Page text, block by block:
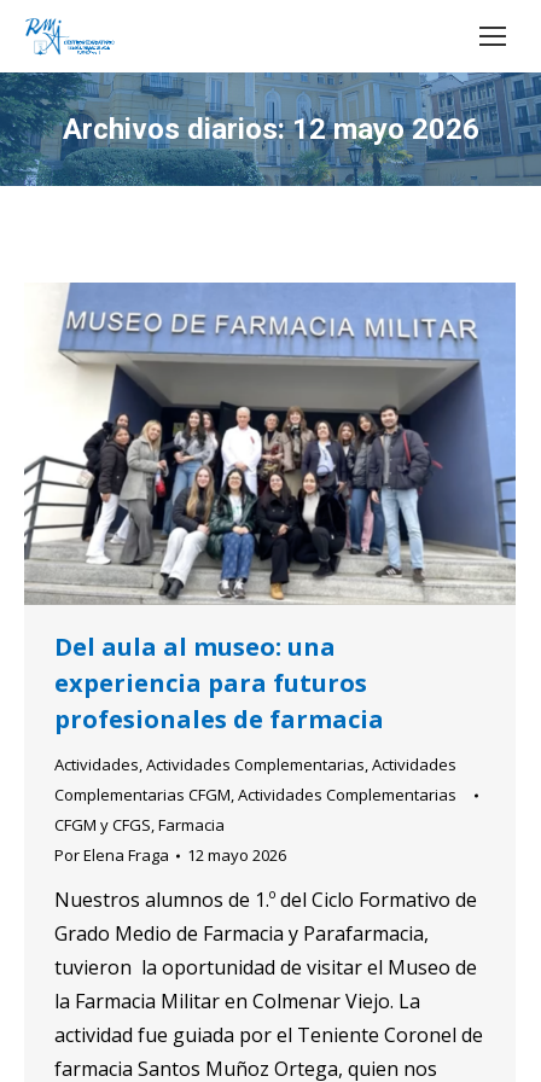
Buscar:
Archivos diarios:12 mayo 2026
Estás aquí:
Del aula al museo: una
experiencia para futuros
profesionales de farmacia
Actividades,Actividades Complementarias,Actividades
Complementarias CFGM,Actividades Complementarias
CFGM y CFGS,Farmacia
PorElena Fraga 12 mayo 2026
Nuestros alumnos de 1.º del Ciclo Formativo de
Grado Medio de Farmacia y Parafarmacia,
tuvieron la oportunidad de visitar el Museo de
la Farmacia Militar en Colmenar Viejo. La
actividad fue guiada por el Teniente Coronel de
farmacia Santos Muñoz Ortega, quien nos